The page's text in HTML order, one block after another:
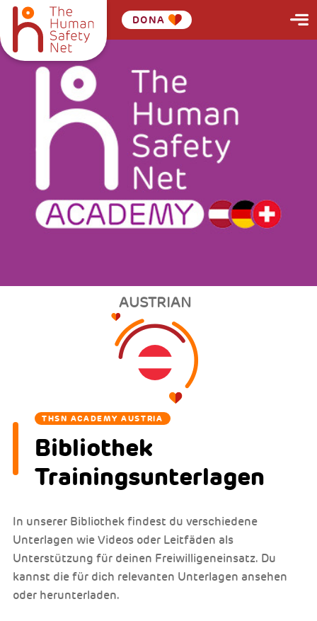
DONA
AUSTRIAN
THSN ACADEMY AUSTRIA
Bibliothek
Trainingsunterlagen
In unserer Bibliothek findest du verschiedene
Unterlagen wie Videos oder Leitfäden als
Unterstützung für deinen Freiwilligeneinsatz. Du
kannst die für dich relevanten Unterlagen ansehen
oder herunterladen.